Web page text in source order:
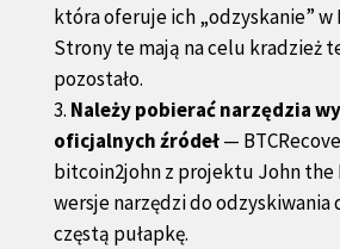
która oferuje ich „odzyskanie” w
Strony te mają na celu kradzież
pozostało.
Należy pobierać narzędzia
oficjalnych źródeł—
bitcoin2john z projektu John the
wersje narzędzi do odzyskiwania
częstą pułapkę.